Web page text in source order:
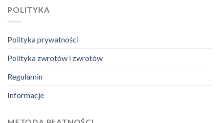
POLITYKA
Polityka prywatności
Polityka zwrotów i zwrotów
Regulamin
Informacje